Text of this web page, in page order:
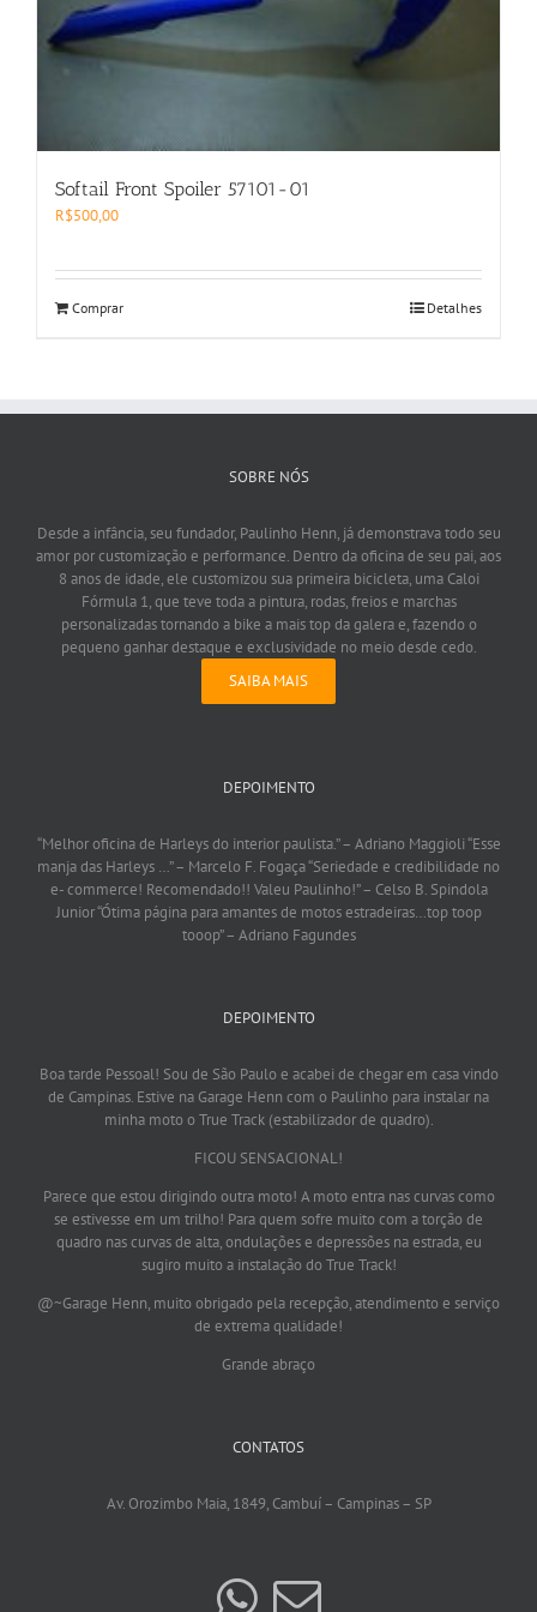
Softail Front Spoiler 57101-01
R$500,00
Comprar Detalhes
SOBRE NÓS
Desde a infância, seu fundador, Paulinho Henn, já demonstrava todo seu
amor por customização e performance. Dentro da oficina de seu pai, aos
8 anos de idade, ele customizou sua primeira bicicleta, uma Caloi
Fórmula 1, que teve toda a pintura, rodas, freios e marchas
personalizadas tornando a bike a mais top da galera e, fazendo o
pequeno ganhar destaque e exclusividade no meio desde cedo.
SAIBA MAIS
DEPOIMENTO
“Melhor oficina de Harleys do interior paulista.”– Adriano Maggioli“Esse
manja das Harleys …”– Marcelo F. Fogaça“Seriedade e credibilidade no
e- commerce! Recomendado!! Valeu Paulinho!”– Celso B. Spindola
Junior“Ótima página para amantes de motos estradeiras…top toop
tooop”– Adriano Fagundes
DEPOIMENTO
Boa tarde Pessoal! Sou de São Paulo e acabei de chegar em casa vindo
de Campinas. Estive na Garage Henn com o Paulinho para instalar na
minha moto o True Track (estabilizador de quadro).
FICOU SENSACIONAL!
Parece que estou dirigindo outra moto! A moto entra nas curvas como
se estivesse em um trilho! Para quem sofre muito com a torção de
quadro nas curvas de alta, ondulações e depressões na estrada, eu
sugiro muito a instalação do True Track!
@~Garage Henn, muito obrigado pela recepção, atendimento e serviço
de extrema qualidade!
Grande abraço
CONTATOS
Av. Orozimbo Maia, 1849, Cambuí – Campinas – SP